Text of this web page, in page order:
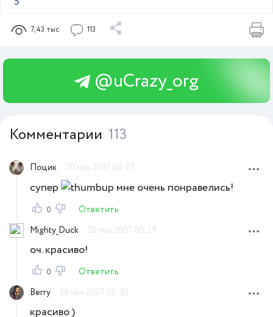
7,43 тыс 113
@uCrazy_org
Комментарии 113
Поцик 20 мая 2007 08:27
супер мне очень понравелись!
0
Ответить
Mighty_Duck
20 мая 2007 08:29
оч. красиво!
0
Ответить
Berry
20 мая 2007 08:30
красиво )